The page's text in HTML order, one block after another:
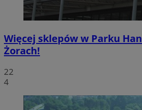
Więcej sklepów w Parku
Żorach!
22
4